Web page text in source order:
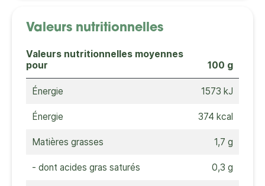
Valeurs nutritionnelles
Valeurs nutritionnelles moyennes
pour
100 g
Énergie 1573 kJ
Énergie 374 kcal
Matières grasses 1,7 g
- dont acides gras saturés 0,3 g